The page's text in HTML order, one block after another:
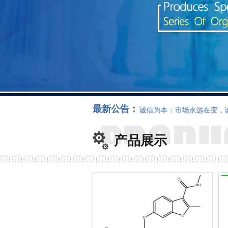
最新公告：
南通凯美瑞化工有限公司官方网站，诚信为本：市场永远在变，诚信永
产品展示